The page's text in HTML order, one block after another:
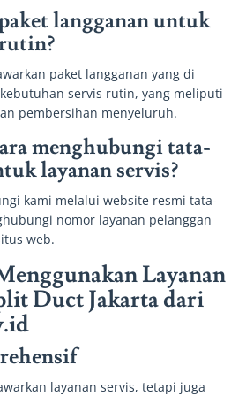
langganan untuk
paket langganan yang di
servis rutin, yang meliputi
pembersihan menyeluruh.
menghubungi tata-
layanan servis?
kami melalui website resmi tata-
nomor layanan pelanggan
web.
Layanan
Duct Jakarta dari
layanan servis, tetapi juga